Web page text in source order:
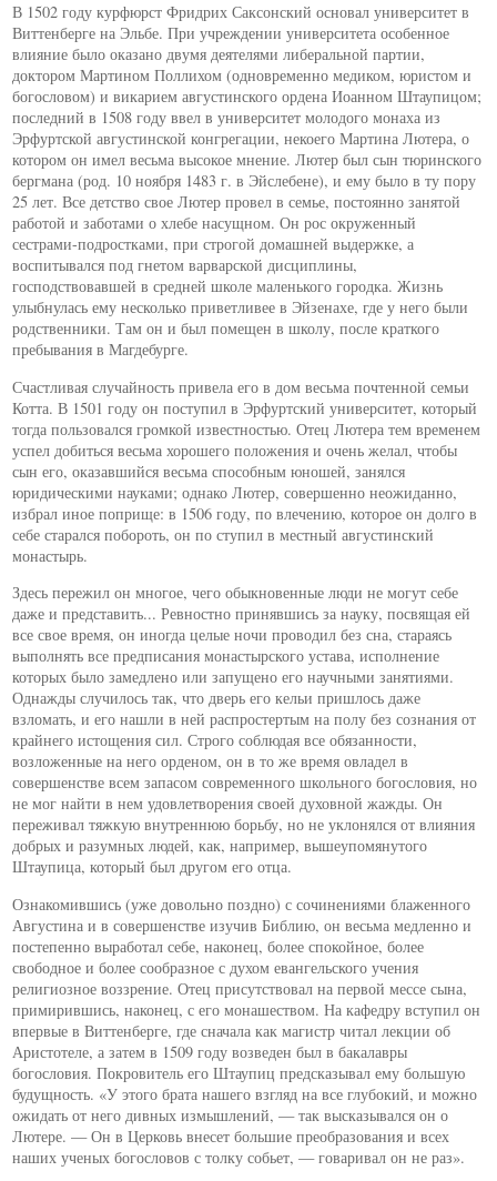
В 1502 году курфюрст Фридрих Саксонский основал университет в
Виттенберге на Эльбе. При учреждении университета особенное
влияние было оказано двумя деятелями либеральной партии,
доктором Мартином Поллихом (одновременно медиком, юристом и
богословом) и викарием августинского ордена Иоанном Штаупицом;
последний в 1508 году ввел в университет молодого монаха из
Эрфуртской августинской конгрегации, некоего Мартина Лютера, о
котором он имел весьма высокое мнение. Лютер был сын тюринского
бергмана (род. 10 ноября 1483 г. в Эйслебене), и ему было в ту пору
25 лет. Все детство свое Лютер провел в семье, постоянно занятой
работой и заботами о хлебе насущном. Он рос окруженный
сестрами-подростками, при строгой домашней выдержке, а
воспитывался под гнетом варварской дисциплины,
господствовавшей в средней школе маленького городка. Жизнь
улыбнулась ему несколько приветливее в Эйзенахе, где у него были
родственники. Там он и был помещен в школу, после краткого
пребывания в Магдебурге.
Счастливая случайность привела его в дом весьма почтенной семьи
Котта. В 1501 году он поступил в Эрфуртский университет, который
тогда пользовался громкой известностью. Отец Лютера тем временем
успел добиться весьма хорошего положения и очень желал, чтобы
сын его, оказавшийся весьма способным юношей, занялся
юридическими науками; однако Лютер, совершенно неожиданно,
избрал иное поприще: в 1506 году, по влечению, которое он долго в
себе старался побороть, он по ступил в местный августинский
монастырь.
Здесь пережил он многое, чего обыкновенные люди не могут себе
даже и представить... Ревностно принявшись за науку, посвящая ей
все свое время, он иногда целые ночи проводил без сна, стараясь
выполнять все предписания монастырского устава, исполнение
которых было замедлено или запущено его научными занятиями.
Однажды случилось так, что дверь его кельи пришлось даже
взломать, и его нашли в ней распростертым на полу без сознания от
крайнего истощения сил. Строго соблюдая все обязанности,
возложенные на него орденом, он в то же время овладел в
совершенстве всем запасом современного школьного богословия, но
не мог найти в нем удовлетворения своей духовной жажды. Он
переживал тяжкую внутреннюю борьбу, но не уклонялся от влияния
добрых и разумных людей, как, например, вышеупомянутого
Штаупица, который был другом его отца.
Ознакомившись (уже довольно поздно) с сочинениями блаженного
Августина и в совершенстве изучив Библию, он весьма медленно и
постепенно выработал себе, наконец, более спокойное, более
свободное и более сообразное с духом евангельского учения
религиозное воззрение. Отец присутствовал на первой мессе сына,
примирившись, наконец, с его монашеством. На кафедру вступил он
впервые в Виттенберге, где сначала как магистр читал лекции об
Аристотеле, а затем в 1509 году возведен был в бакалавры
богословия. Покровитель его Штаупиц предсказывал ему большую
будущность. «У этого брата нашего взгляд на все глубокий, и можно
ожидать от него дивных измышлений, — так высказывался он о
Лютере. — Он в Церковь внесет большие преобразования и всех
наших ученых богословов с толку собьет, — говаривал он не раз».